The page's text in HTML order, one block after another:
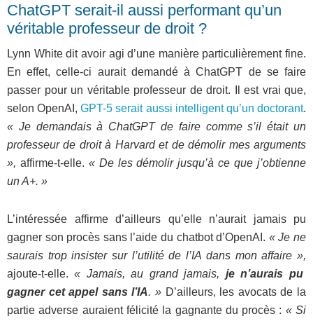
ChatGPT serait-il aussi performant qu’un
véritable professeur de droit ?
Lynn White dit avoir agi d’une manière particulièrement fine.
En effet, celle-ci aurait demandé à ChatGPT de se faire
passer pour un véritable professeur de droit. Il est vrai que,
selon OpenAI,GPT-5 serait aussi intelligent qu’un doctorant.
« Je demandais à ChatGPT de faire comme s’il était un
professeur de droit à Harvard et de démolir mes arguments
», affirme-t-elle. « De les démolir jusqu’à ce que j’obtienne
un A+. »
L’intéressée affirme d’ailleurs qu’elle n’aurait jamais pu
gagner son procès sans l’aide du chatbot d’OpenAI. « Je ne
saurais trop insister sur l’utilité de l’IA dans mon affaire »,
ajoute-t-elle.« Jamais, au grand jamais, je n’aurais pu
gagner cet appel sans l’IA. » D’ailleurs, les avocats de la
partie adverse auraient félicité la gagnante du procès : « Si